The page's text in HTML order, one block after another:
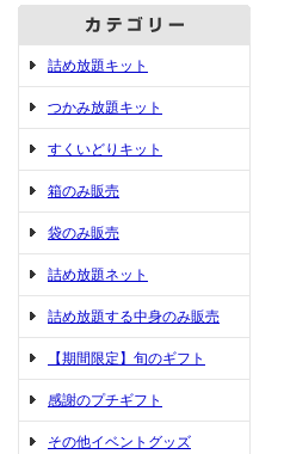
詰め放題キット
つかみ放題キット
すくいどりキット
箱のみ販売
袋のみ販売
詰め放題ネット
詰め放題する中身のみ販売
【期間限定】旬のギフト
感謝のプチギフト
その他イベントグッズ